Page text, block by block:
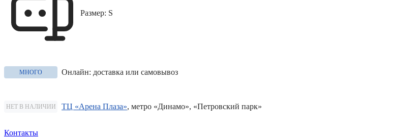
Размер: S
МНОГО Онлайн: доставка или самовывоз
НЕТ В НАЛИЧИИ ТЦ «Арена Плаза», метро «Динамо», «Петровский парк»
Контакты